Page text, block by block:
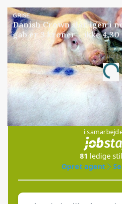
GRISE
Danish Crown slår igen i
gab er 3 kroner – ikke 4,30
i
81 ledige
Opret agent